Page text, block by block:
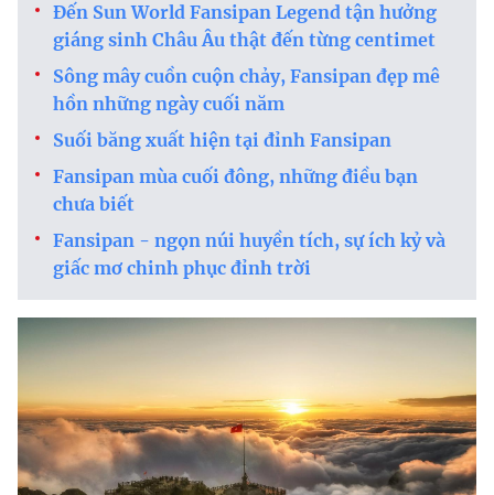
Đến Sun World Fansipan Legend tận hưởng
giáng sinh Châu Âu thật đến từng centimet
Sông mây cuồn cuộn chảy, Fansipan đẹp mê
hồn những ngày cuối năm
Suối băng xuất hiện tại đỉnh Fansipan
Fansipan mùa cuối đông, những điều bạn
chưa biết
Fansipan - ngọn núi huyền tích, sự ích kỷ và
giấc mơ chinh phục đỉnh trời